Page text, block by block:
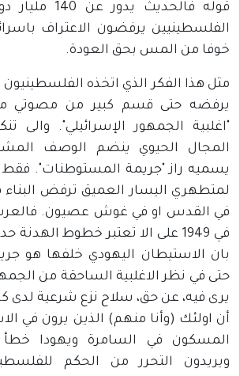
قوله فالحديث
الفلسطينيين يرفضون الاعتراف
خوفا من المس بحق العودة.
مثل هذا الفكر الذي اتخذه
يرفضه حتى قسم كبير من مصوتي
"اغلبية الجمهور الإسرائيلي". والى
المجال الحيوي ينضم الوصف
يسميه راز "جريمة المستوطنات". فقط
لمتطهري اليسار العميق ترفض البناء
في القدس او في غوش عصيون.
في 1949 على الا تعتبر خطوط الهدنة
بان الاستيطان اليهودي خلفها هو
حتى في نظر الاغلبية الساحقة من
يرى فيه، عن حق، سلاح نزع شرعية لدى
أن اولئك (وأنا منهم) الذين يرون في
المسكون في السامرة ويهودا
ويريدون التحرر من الحكم